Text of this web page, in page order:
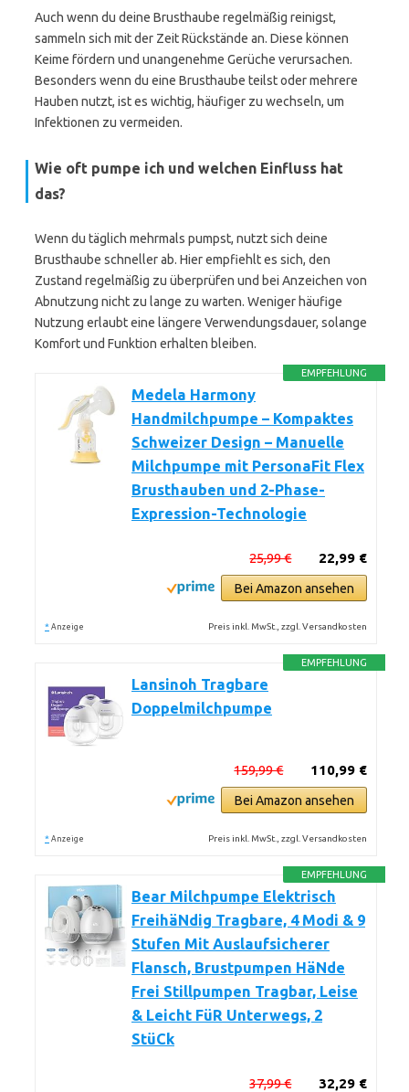
Auch wenn du deine Brusthaube regelmäßig reinigst,
sammeln sich mit der Zeit Rückstände an. Diese können
Keime fördern und unangenehme Gerüche verursachen.
Besonders wenn du eine Brusthaube teilst oder mehrere
Hauben nutzt, ist es wichtig, häufiger zu wechseln, um
Infektionen zu vermeiden.
Wie oft pumpe ich und welchen Einfluss hat
das?
Wenn du täglich mehrmals pumpst, nutzt sich deine
Brusthaube schneller ab. Hier empfiehlt es sich, den
Zustand regelmäßig zu überprüfen und bei Anzeichen von
Abnutzung nicht zu lange zu warten. Weniger häufige
Nutzung erlaubt eine längere Verwendungsdauer, solange
Komfort und Funktion erhalten bleiben.
EMPFEHLUNG
Medela Harmony
Handmilchpumpe – Kompaktes
Schweizer Design – Manuelle
Milchpumpe mit PersonaFit Flex
Brusthauben und 2-Phase-
Expression-Technologie
22,99 €
25,99 €
Bei Amazon ansehen
* Anzeige Preis inkl. MwSt., zzgl. Versandkosten
EMPFEHLUNG
Lansinoh Tragbare
Doppelmilchpumpe
110,99 €
159,99 €
Bei Amazon ansehen
* Anzeige Preis inkl. MwSt., zzgl. Versandkosten
EMPFEHLUNG
Bear Milchpumpe Elektrisch
FreihäNdig Tragbare, 4 Modi & 9
Stufen Mit Auslaufsicherer
Flansch, Brustpumpen HäNde
Frei Stillpumpen Tragbar, Leise
& Leicht FüR Unterwegs, 2
StüCk
32,29 €
37,99 €